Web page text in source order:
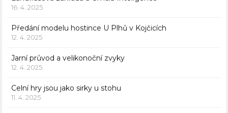
16. 4. 2025
Předání modelu hostince U Plhů v Kojčicích
12. 4. 2025
Jarní průvod a velikonoční zvyky
12. 4. 2025
Celní hry jsou jako sirky u stohu
11. 4. 2025